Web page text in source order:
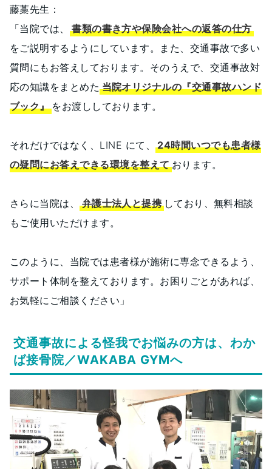
藤藁先生：
「当院では、
書類の書き方や保険会社への返答の仕方
をご説明するようにしています。また、交通事故で多い
質問にもお答えしております。そのうえで、交通事故対
応の知識をまとめた当院オリジナルの『交通事故ハンド
ブック』 をお渡ししております。
それだけではなく、LINE にて、24時間いつでも患者様
の疑問にお答えできる環境を整えております。
さらに当院は、弁護士法人と提携しており、無料相談
もご使用いただけます。
このように、当院では患者様が施術に専念できるよう、
サポート体制を整えております。お困りごとがあれば、
お気軽にご相談ください」
交通事故による怪我でお悩みの方は、わか
ば接骨院／WAKABA GYMへ